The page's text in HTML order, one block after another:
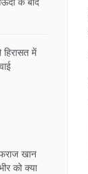
हिरासत में
खान
को क्या